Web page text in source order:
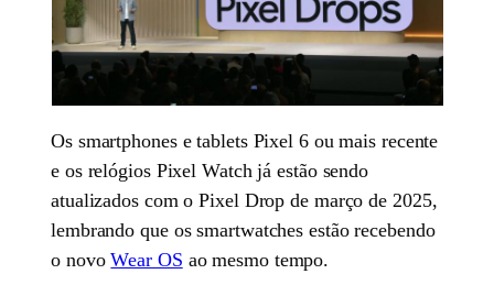
Os smartphones e tablets Pixel 6 ou mais recente
e os relógios Pixel Watch já estão sendo
atualizados com o Pixel Drop de março de 2025,
lembrando que os smartwatches estão recebendo
o novoWear OS ao mesmo tempo.